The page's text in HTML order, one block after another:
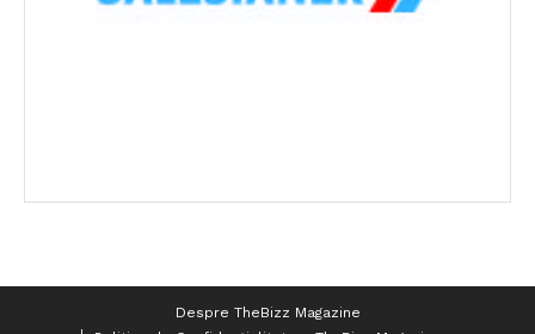
Despre TheBizz Magazine